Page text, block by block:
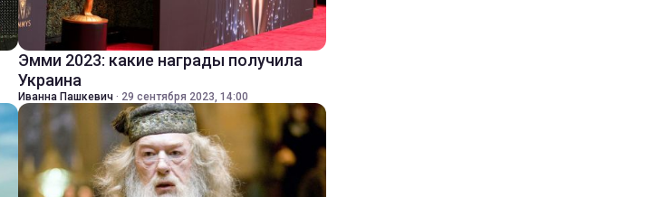
Эмми 2023: какие награды получила
Украина
Иванна Пашкевич · 29 сентября 2023, 14:00